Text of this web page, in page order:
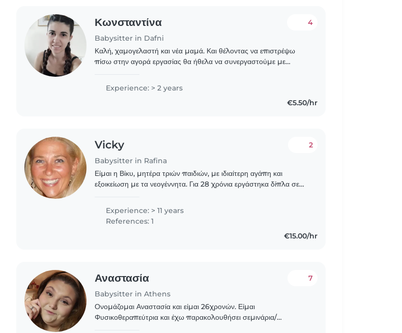
Κωνσταντίνα
Babysitter in Dafni
4
Καλή, χαμογελαστή και νέα μαμά. Και θέλοντας να επιστρέψω
πίσω στην αγορά εργασίας θα ήθελα να συνεργαστούμε με
Άγιος Δημήτριος..
Experience: > 2 years
€5.50/hr
Vicky
Babysitter in Rafina
2
Είμαι η Βίκυ, μητέρα τριών παιδιών, με ιδιαίτερη αγάπη και
εξοικείωση με τα νεογέννητα. Για 28 χρόνια εργάστηκα δίπλα σε
Experience: > 11 years
References: 1
€15.00/hr
Αναστασία
Babysitter in Athens
7
Ονομάζομαι Αναστασία και είμαι 26χρονών. Είμαι
Φυσικοθεραπεύτρια και έχω παρακολουθήσει σεμινάρια/